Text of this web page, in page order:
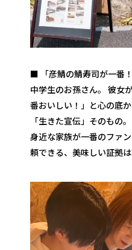
■ 「彦鯖の鯖寿司が一番！
中学生のお孫さん。 彼女
番おいしい！」と心の底
「生きた宣伝」そのもの。
身近な家族が一番のファ
頼できる、美味しい証拠は